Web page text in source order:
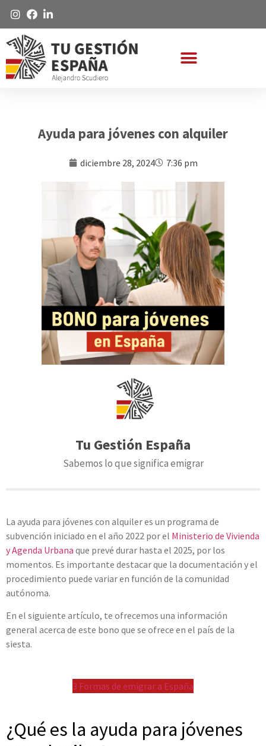
Ayuda para jóvenes con alquiler
diciembre 28, 2024 7:36 pm
Tu Gestión España
Sabemos lo que significa emigrar
La ayuda para jóvenes con alquiler es un programa de
subvención iniciado en el año 2022 por el Ministerio de Vivienda
y Agenda Urbana que prevé durar hasta el 2025, por los
momentos. Es importante destacar que la documentación y el
procedimiento puede variar en función de la comunidad
autónoma.
En el siguiente artículo, te ofrecemos una información
general acerca de este bono que se ofrece en el país de la
siesta.
3 Formas de emigrar a España
¿Qué es la ayuda para jóvenes